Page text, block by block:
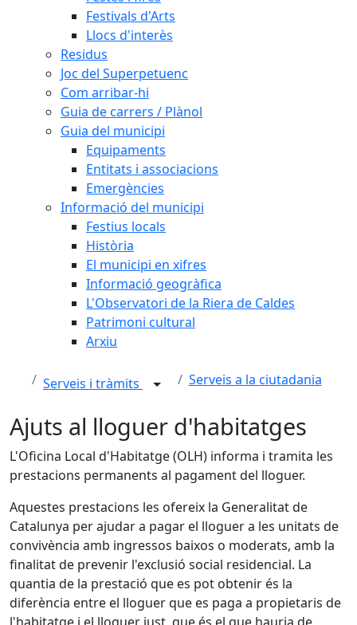
Festivals d'Arts
Llocs d'interès
Residus
Joc del Superpetuenc
Com arribar-hi
Guia de carrers / Plànol
Guia del municipi
Equipaments
Entitats i associacions
Emergències
Informació del municipi
Festius locals
Història
El municipi en xifres
Informació geogràfica
L'Observatori de la Riera de Caldes
Patrimoni cultural
Arxiu
Serveis i tràmits Serveis a la ciutadania
Ajuts al lloguer d'habitatges
L'Oficina Local d'Habitatge (OLH) informa i tramita les
prestacions permanents al pagament del lloguer.
Aquestes prestacions les ofereix la Generalitat de
Catalunya per ajudar a pagar el lloguer a les unitats de
convivència amb ingressos baixos o moderats, amb la
finalitat de prevenir l'exclusió social residencial. La
quantia de la prestació que es pot obtenir és la
diferència entre el lloguer que es paga a propietaris de